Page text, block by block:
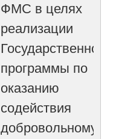
ФМС в целях
реализации
Государственной
программы по
оказанию
содействия
добровольному